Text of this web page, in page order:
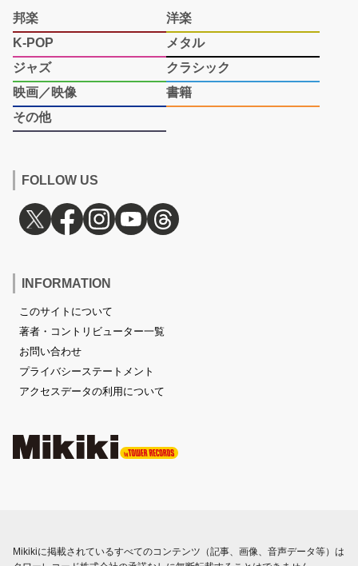
邦楽
洋楽
K-POP
メタル
ジャズ
クラシック
映画／映像
書籍
その他
FOLLOW US
INFORMATION
このサイトについて
著者・コントリビューター一覧
お問い合わせ
プライバシーステートメント
アクセスデータの利用について
Mikikiに掲載されているすべてのコンテンツ（記事、画像、音声データ等）は